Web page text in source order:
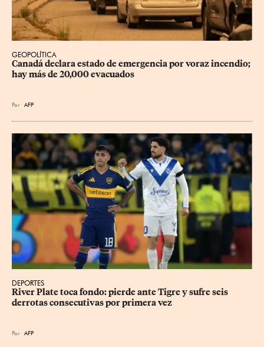
GEOPOLÍTICA
Canadá declara estado de emergencia por voraz incendio;
hay más de 20,000 evacuados
Por AFP
DEPORTES
River Plate toca fondo: pierde ante Tigre y sufre seis
derrotas consecutivas por primera vez
Por AFP